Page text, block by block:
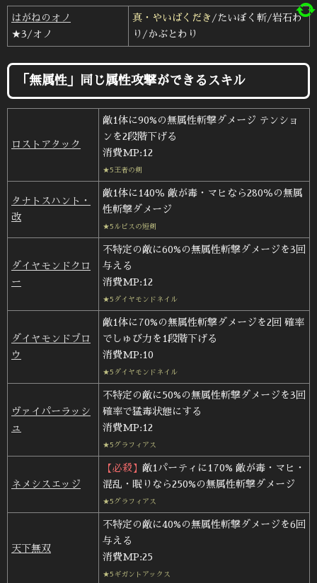
はがねのオノ
★3/オノ
真・やいばくだき /たいぼく斬/岩石わ
り/かぶとわり
「無属性」同じ属性攻撃ができるスキル
ロストアタック
敵1体に90%の無属性斬撃ダメージ テンショ
ンを2段階下げる
消費MP:12
★5王者の剣
タナトスハント・
改
敵1体に140％ 敵が毒・マヒなら280％の無属
性斬撃ダメージ
★5ルビスの短剣
ダイヤモンドクロ
ー
不特定の敵に60%の無属性斬撃ダメージを3回
与える
消費MP:12
★5ダイヤモンドネイル
ダイヤモンドブロ
ウ
敵1体に70%の無属性斬撃ダメージを2回 確率
でしゅび力を1段階下げる
消費MP:10
★5ダイヤモンドネイル
ヴァイパーラッシ
ュ
不特定の敵に50%の無属性斬撃ダメージを3回
確率で猛毒状態にする
消費MP:12
★5グラフィアス
ネメシスエッジ
【必殺】 敵1パーティに170% 敵が毒・マヒ・
混乱・眠りなら250%の無属性斬撃ダメージ
★5グラフィアス
天下無双
不特定の敵に40%の無属性斬撃ダメージを6回
与える
消費MP:25
★5ギガントアックス